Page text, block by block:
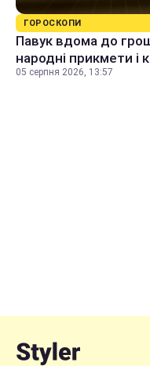
ГОРОСКОПИ
Павук вдома до
народні прикмети і
05 серпня 2026, 13:57